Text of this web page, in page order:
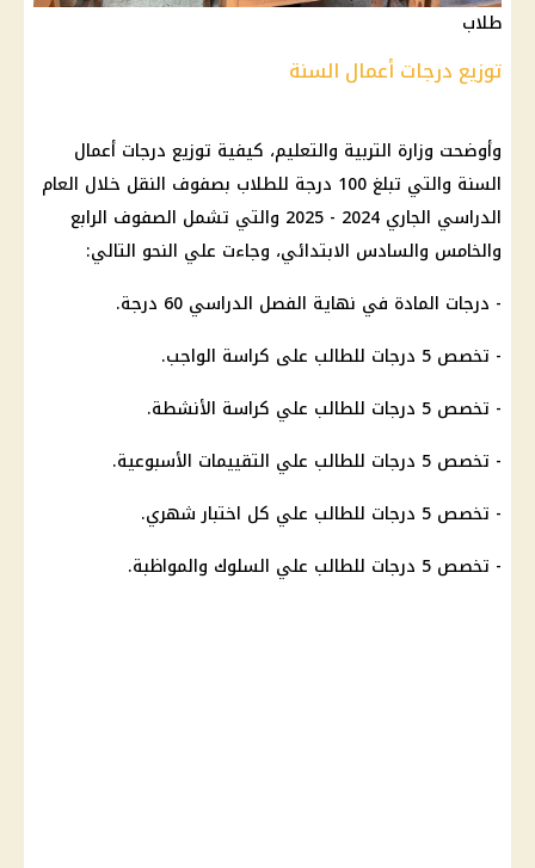
طلاب
توزيع درجات أعمال السنة
وأوضحت وزارة التربية والتعليم، كيفية توزيع درجات أعمال
السنة والتي تبلغ 100 درجة للطلاب بصفوف النقل خلال
العام
الدراسي
الجاري 2024 - 2025 والتي تشمل الصفوف الرابع
والخامس والسادس الابتدائي، وجاءت علي النحو التالي:
- درجات المادة في نهاية الفصل الدراسي
- تخصص 5 درجات للطالب على كراسة الواجب.
- تخصص 5 درجات للطالب علي كراسة الأنشطة.
- تخصص 5 درجات للطالب علي
التقييمات الأسبوعية.
- تخصص 5 درجات للطالب علي كل
اختبار شهري.
- تخصص 5 درجات للطالب علي السلوك والمواظبة.